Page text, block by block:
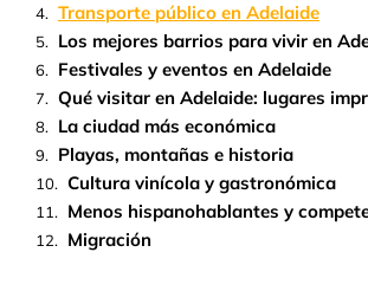
Transporte público en Adelaide
Los mejores barrios para vivir en
Festivales y eventos en Adelaide
Qué visitar en Adelaide: lugares
La ciudad más económica
Playas, montañas e historia
Cultura vinícola y gastronómica
Menos hispanohablantes y
Migración